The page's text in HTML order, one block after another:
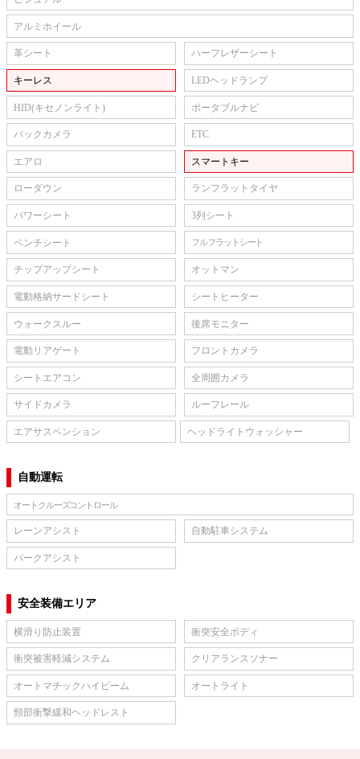
アルミホイール
革シート ハーフレザーシート
キーレス LEDヘッドランプ
HID(キセノンライト) ポータブルナビ
バックカメラ ETC
エアロ スマートキー
ローダウン ランフラットタイヤ
パワーシート 3列シート
ベンチシート フルフラットシート
チップアップシート オットマン
電動格納サードシート シートヒーター
ウォークスルー 後席モニター
電動リアゲート フロントカメラ
シートエアコン 全周囲カメラ
サイドカメラ ルーフレール
エアサスペンション ヘッドライトウォッシャー
自動運転
オートクルーズコントロール
レーンアシスト 自動駐車システム
パークアシスト
安全装備エリア
横滑り防止装置 衝突安全ボディ
衝突被害軽減システム クリアランスソナー
オートマチックハイビーム オートライト
頸部衝撃緩和ヘッドレスト